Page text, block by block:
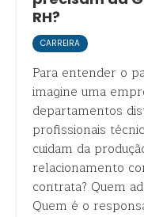
RH?
CARREIRA
Para entender o
imagine uma
departamentos
profissionais
cuidam da
relacionamento
contrata? Quem
Quem é o